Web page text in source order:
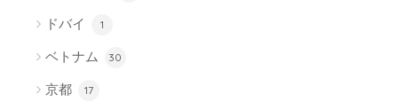
ドバイ 1
ベトナム 30
京都 17